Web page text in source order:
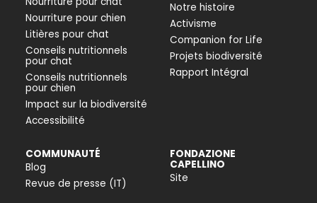
Nourriture pour chien
Litières pour chat
Conseils nutritionnels
pour chat
Conseils nutritionnels
pour chien
Impact sur la biodiversité
Accessibilité
Notre histoire
Activisme
Companion for Life
Projets biodiversité
Rapport Intégral
COMMUNAUTÉ
Blog
Revue de presse (IT)
FONDAZIONE
CAPELLINO
Site